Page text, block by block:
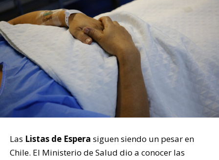
Las Listas de Espera siguen siendo un pesar en
Chile. El Ministerio de Salud dio a conocer las